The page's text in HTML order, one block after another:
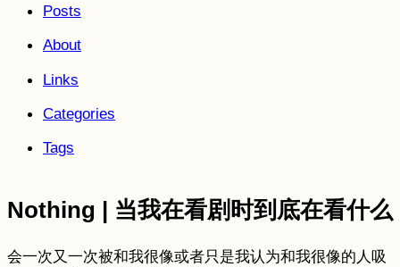
Posts
About
Links
Categories
Tags
Nothing | 当我在看剧时到底在看什么
会一次又一次被和我很像或者只是我认为和我很像的人吸